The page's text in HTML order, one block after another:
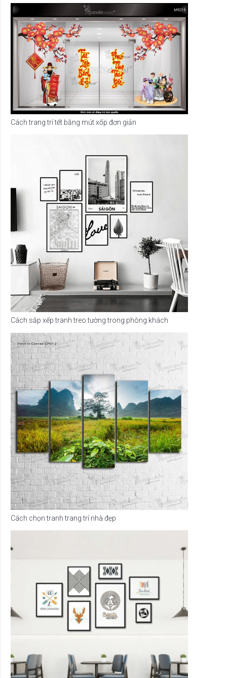
Cách trang trí tết bằng mút xốp đơn giản
Cách sắp xếp tranh treo tường trong phòng khách
Cách chọn tranh trang trí nhà đẹp